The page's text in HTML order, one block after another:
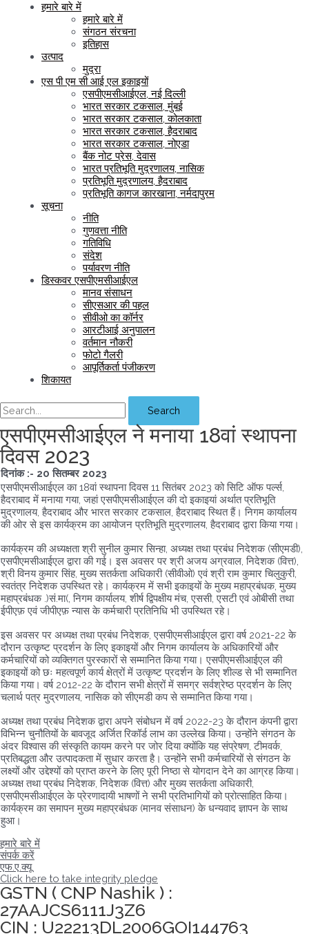
हमारे बारे में
हमारे बारे में
संगठन संरचना
इतिहास
उत्पाद
मुद्रा
एस पी एम सी आई एल इकाइयों
एसपीएमसीआईएल, नई दिल्ली
भारत सरकार टकसाल, मुंबई
भारत सरकार टकसाल, कोलकाता
भारत सरकार टकसाल, हैदराबाद
भारत सरकार टकसाल, नोएडा
बैंक नोट प्रेस, देवास
भारत प्रतिभूति मुद्रणालय, नासिक
प्रतिभूति मुद्रणालय, हैदराबाद
प्रतिभूति कागज कारखाना, नर्मदापुरम
सूचना
नीति
गुणवत्ता नीति
गतिविधि
संदेश
पर्यावरण नीति
डिस्कवर एसपीएमसीआईएल
मानव संसाधन
सीएसआर की पहल
सीवीओ का कॉर्नर
आरटीआई अनुपालन
वर्तमान नौकरी
फोटो गैलरी
आपूर्तिकर्ता पंजीकरण
शिकायत
Search
एसपीएमसीआईएल ने मनाया 18वां स्थापना
दिवस 2023
दिनांक :- 20 सितम्बर 2023
एसपीएमसीआईएल का 18वां स्थापना दिवस 11 सितंबर 2023 को सिटि ऑफ पर्ल्स,
हैदराबाद में मनाया गया, जहां एसपीएमसीआईएल की दो इकाइयां अर्थात प्रतिभूति
मुद्रणालय, हैदराबाद और भारत सरकार टकसाल, हैदराबाद स्थित हैं। निगम कार्यालय
की ओर से इस कार्यक्रम का आयोजन प्रतिभूति मुद्रणालय, हैदराबाद द्वारा किया गया।
कार्यक्रम की अध्यक्षता श्री सुनील कुमार सिन्हा, अध्यक्ष तथा प्रबंध निदेशक (सीएमडी),
एसपीएमसीआईएल द्वारा की गई। इस अवसर पर श्री अजय अग्रवाल, निदेशक (वित्त),
श्री विनय कुमार सिंह, मुख्य सतर्कता अधिकारी (सीवीओ) एवं श्री राम कुमार चिलुकुरी,
स्वतंत्र निदेशक उपस्थित रहे। कार्यक्रम में सभी इकाइयों के मुख्य महाप्रबंधक, मुख्य
महाप्रबंधक .)सं.मा(, निगम कार्यालय, शीर्ष द्विपक्षीय मंच, एससी, एसटी एवं ओबीसी तथा
ईपीएफ़ एवं जीपीएफ़ न्यास के कर्मचारी प्रतिनिधि भी उपस्थित रहे।
इस अवसर पर अध्यक्ष तथा प्रबंध निदेशक, एसपीएमसीआईएल द्वारा वर्ष 2021-22 के
दौरान उत्कृष्ट प्रदर्शन के लिए इकाइयों और निगम कार्यालय के अधिकारियों और
कर्मचारियों को व्यक्तिगत पुरस्कारों से सम्मानित किया गया। एसपीएमसीआईएल की
इकाइयों को छः महत्वपूर्ण कार्य क्षेत्रों में उत्कृष्ट प्रदर्शन के लिए शील्ड से भी सम्मानित
किया गया। वर्ष 2012-22 के दौरान सभी क्षेत्रों में समग्र सर्वश्रेष्ठ प्रदर्शन के लिए
चलार्थ पत्र मुद्रणालय, नासिक को सीएमडी कप से सम्मानित किया गया।
अध्यक्ष तथा प्रबंध निदेशक द्वारा अपने संबोधन में वर्ष 2022-23 के दौरान कंपनी द्वारा
विभिन्न चुनौतियों के बावजूद अर्जित रिकॉर्ड लाभ का उल्लेख किया। उन्होंने संगठन के
अंदर विश्वास की संस्कृति कायम करने पर जोर दिया क्योंकि यह संप्रेषण, टीमवर्क,
प्रतिबद्धता और उत्पादकता में सुधार करता है। उन्होंने सभी कर्मचारियों से संगठन के
लक्ष्यों और उद्देश्यों को प्राप्त करने के लिए पूरी निष्ठा से योगदान देने का आग्रह किया।
अध्यक्ष तथा प्रबंध निदेशक, निदेशक (वित्त) और मुख्य सतर्कता अधिकारी,
एसपीएमसीआईएल के प्रेरणादायी भाषणों ने सभी प्रतिभागियों को प्रोत्साहित किया।
कार्यक्रम का समापन मुख्य महाप्रबंधक (मानव संसाधन) के धन्यवाद ज्ञापन के साथ
हुआ।
हमारे बारे में
संपर्क करें
एफ.ए.क्यू
Click here to take integrity pledge
GSTN ( CNP Nashik ) :
27AAJCS6111J3Z6
CIN : U22213DL2006GOI144763